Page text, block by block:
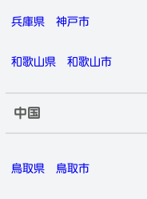
兵庫県 神戸市
和歌山県 和歌山市
中国
鳥取県 鳥取市